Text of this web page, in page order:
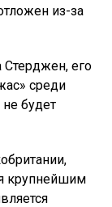
из-за
Стерджен, его
среди
будет
крупнейшим